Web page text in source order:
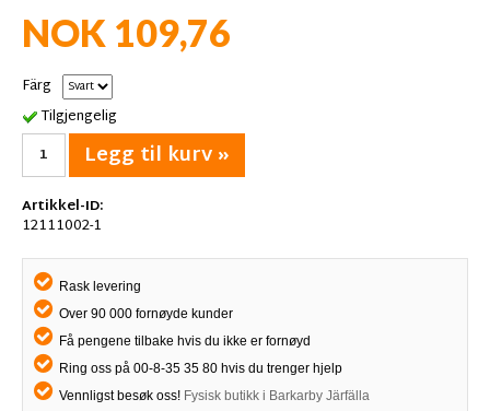
NOK 109,76
Färg
Tilgjengelig
Legg til kurv »
Artikkel-ID:
12111002-1
Rask levering
Over 90 000 fornøyde kunder
Få pengene tilbake hvis du ikke er fornøyd
Ring oss på 00-8-35 35 80 hvis du trenger hjelp
Vennligst besøk oss! Fysisk butikk i Barkarby Järfälla